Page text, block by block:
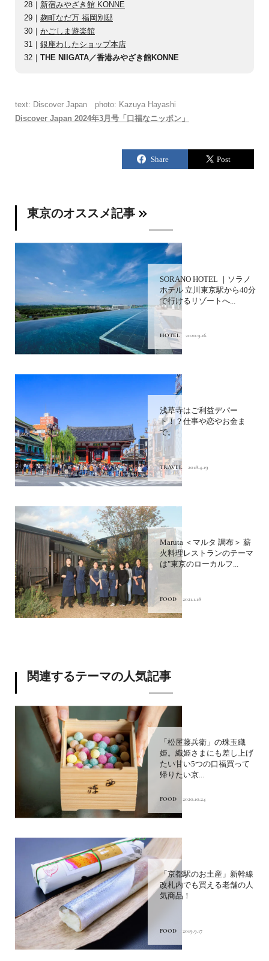
28｜ 新宿みやざき館 KONNE
29｜ 麹町なだ万 福岡別邸
30｜ かごしま遊楽館
31｜ 銀座わしたショップ本店
32｜ THE NIIGATA／香港みやざき館KONNE
text: Discover Japan photo: Kazuya Hayashi
Discover Japan 2024年3月号「口福なニッポン」
東京のオススメ記事
SORANO HOTEL ｜ソラノ
ホテル 立川東京駅から40分
で行けるリゾートへ...
HOTEL 2020.9.16
浅草寺はご利益デパー
ト！？仕事や恋やお金ま
で。
TRAVEL 2018.4.19
Maruta ＜マルタ 調布＞ 薪
火料理レストランのテーマ
は"東京のローカルフ...
FOOD 2021.1.18
関連するテーマの人気記事
「松屋藤兵衛」の珠玉織
姫。織姫さまにも差し上げ
たい甘い5つの口福買って
帰りたい京...
FOOD 2020.10.24
「京都駅のお土産」新幹線
改札内でも買える老舗の人
気商品！
FOOD 2019.9.17